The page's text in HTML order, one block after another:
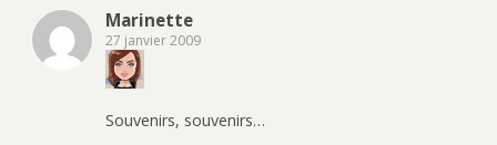
Marinette
27 janvier 2009
Souvenirs, souvenirs…